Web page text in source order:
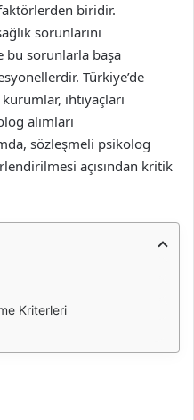
biridir.
sorunlarını
bu sorunlarla başa
Türkiye’de
ihtiyaçları
alımları
sözleşmeli psikolog
açısından kritik
Kriterleri